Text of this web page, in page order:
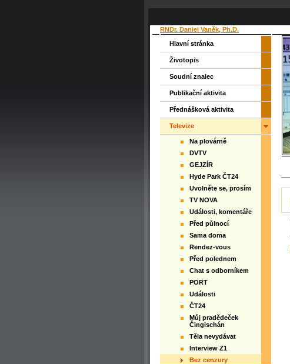
RNDr. Daniel Vaněk, Ph.D.
Hlavní stránka
Životopis
Soudní znalec
Publikační aktivita
Přednášková aktivita
Televize
Na plovárně
DVTV
GEJZÍR
Hyde Park ČT24
Uvolněte se, prosím
TV NOVA
Události, komentáře
Před půlnocí
Sama doma
Rendez-vous
Před polednem
Chat s odborníkem
PORT
Události
ČT24
Můj pradědeček
Čingischán
Těla nevydávat
Interview Z1
Bez cenzury